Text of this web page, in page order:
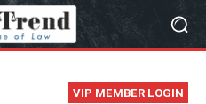
VIP MEMBER LOGIN